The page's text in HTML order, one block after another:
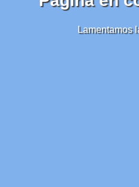
Lamentamos